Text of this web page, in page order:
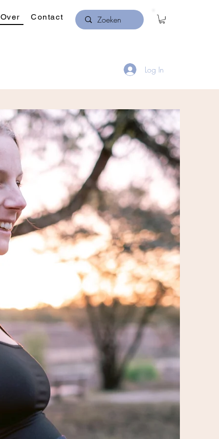
Over Contact
Log In